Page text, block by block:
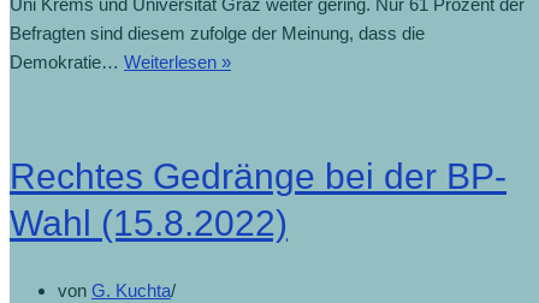
Befragten sind diesem zufolge der Meinung, dass die
Demokratie… Weiterlesen »Demokratiezufriedenheit
Rechtes Gedränge bei der BP-
Wahl (15.8.2022)
von G. Kuchta